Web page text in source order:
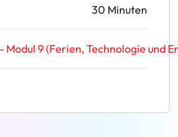
30 Minuten
Modul 9 (Ferien, Technologie und